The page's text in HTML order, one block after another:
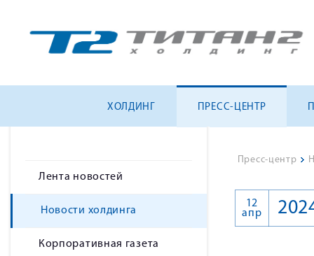
ХОЛДИНГ ПРЕСС-ЦЕНТР
Лента новостей
Новости холдинга
Корпоративная газета
Пресс-центр >
12
апр